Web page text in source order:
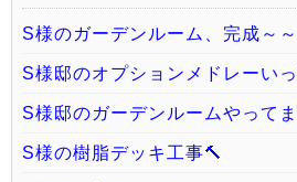
S様のガーデンルーム、完成～
S様邸のオプションメドレーい
S様邸のガーデンルームやって
S様の樹脂デッキ工事🔨